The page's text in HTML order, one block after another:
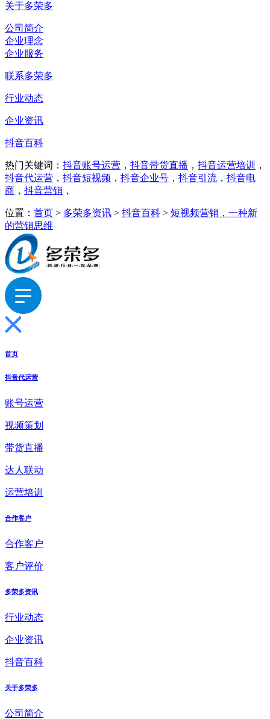
关于多荣多
公司简介
企业理念
企业服务
联系多荣多
行业动态
企业资讯
抖音百科
热门关键词： 抖音账号运营 ， 抖音带货直播 ， 抖音运营培训
，
抖音代运营 ， 抖音短视频 ， 抖音企业号 ， 抖音引流 ， 抖音电
商 ， 抖音营销 ，
位置： 首页 > 多荣多资讯 > 抖音百科 > 短视频营销，一种新
的营销思维
首页
抖音代运营
账号运营
视频策划
带货直播
达人联动
运营培训
合作客户
合作客户
客户评价
多荣多资讯
行业动态
企业资讯
抖音百科
关于多荣多
公司简介